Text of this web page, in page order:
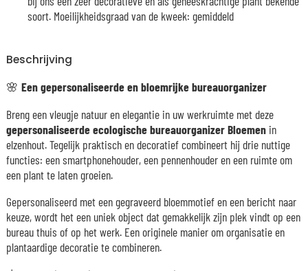
soort. Moeilijkheidsgraad van de kweek: gemiddeld
Beschrijving
🌸 Een gepersonaliseerde en bloemrijke bureauorganizer
Breng een vleugje natuur en elegantie in uw werkruimte met deze
gepersonaliseerde ecologische bureauorganizer Bloemenin
elzenhout. Tegelijk praktisch en decoratief combineert hij drie nuttige
functies: een smartphonehouder, een pennenhouder en een ruimte om
een plant te laten groeien.
Gepersonaliseerd met een gegraveerd bloemmotief en een bericht naar
keuze, wordt het een uniek object dat gemakkelijk zijn plek vindt op een
bureau thuis of op het werk. Een originele manier om organisatie en
plantaardige decoratie te combineren.